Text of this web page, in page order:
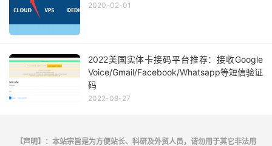
2020-02-01
2022美国实体卡接码平台推荐：接收Google
Voice/Gmail/Facebook/Whatsapp等短信验证
码
2022-08-27
【声明】：本站宗旨是为方便站长、科研及外贸人员，请勿用于其它非法用